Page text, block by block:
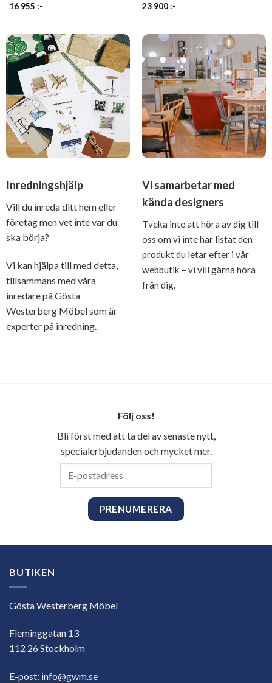
16 955 :-
23 900:-
Inredningshjälp
Vill du inreda ditt hem eller
företag men vet inte var du
ska börja?
Vi kan hjälpa till med detta,
tillsammans med våra
inredare på Gösta
Westerberg Möbel som är
experter på inredning.
Vi samarbetar med
kända designers
Tveka inte att höra av dig till
oss om vi inte har listat den
produkt du letar efter i vår
webbutik – vi vill gärna höra
från dig.
Följ oss!
Bli först med att ta del av senaste nytt,
specialerbjudanden och mycket mer.
BUTIKEN
Gösta Westerberg Möbel
Fleminggatan 13
112 26 Stockholm
E-post: info@gwm.se